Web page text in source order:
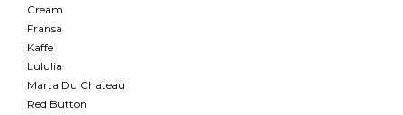
Cream
Fransa
Kaffe
Lululia
Marta Du Chateau
Red Button